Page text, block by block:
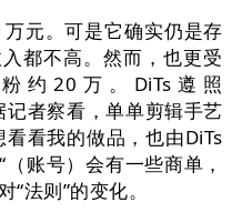
元。可是它确实仍是存
都不高。然而，也更受
约20万。DiTs遵照
者察看，单单剪辑手艺
看我的做品，也由DiTs
账号）会有一些商单，
法则”的变化。